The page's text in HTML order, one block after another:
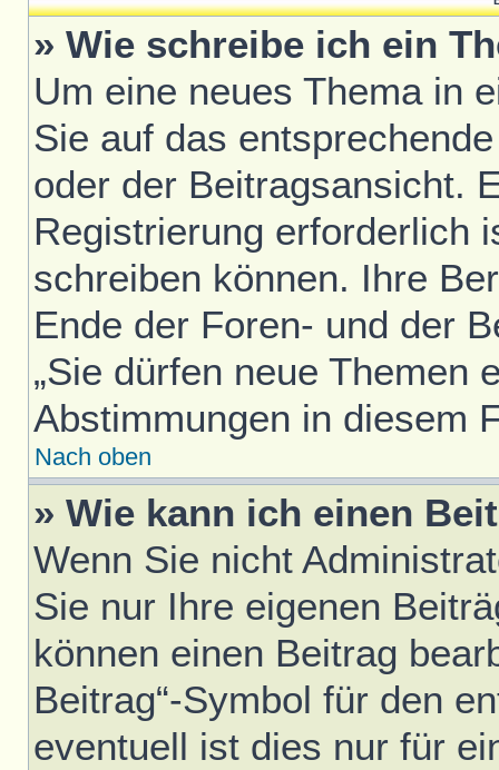
» Wie schreibe ich ein
Um eine neues Thema in
Sie auf das
oder der Beitragsansicht.
Registrierung erforderlich
schreiben können. Ihre
Ende der Foren- und der
„Sie dürfen neue Themen
Abstimmungen in diesem
Nach oben
» Wie kann ich einen
Wenn Sie nicht
Sie nur Ihre eigenen
können einen Beitrag
Beitrag“-Symbol für den
eventuell ist dies nur für